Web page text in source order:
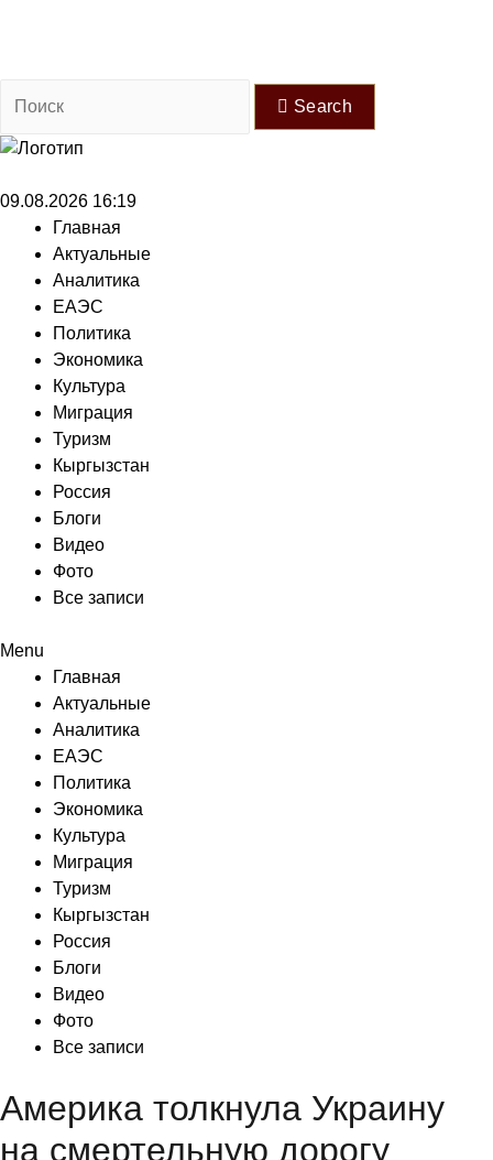
Search
09.08.2026 16:19
Главная
Актуальные
Аналитика
ЕАЭС
Политика
Экономика
Культура
Миграция
Туризм
Кыргызстан
Россия
Блоги
Видео
Фото
Все записи
Menu
Главная
Актуальные
Аналитика
ЕАЭС
Политика
Экономика
Культура
Миграция
Туризм
Кыргызстан
Россия
Блоги
Видео
Фото
Все записи
Америка толкнула Украину
на смертельную дорогу